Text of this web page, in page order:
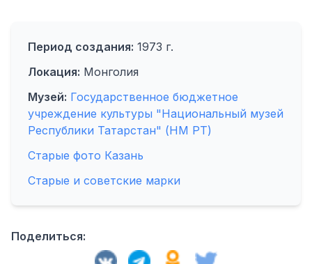
Период создания: 1973 г.
Локация: Монголия
Музей: Государственное бюджетное
учреждение культуры "Национальный музей
Республики Татарстан" (НМ РТ)
Старые фото Казань
Старые и советские марки
Поделиться: